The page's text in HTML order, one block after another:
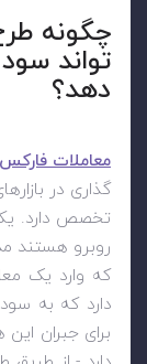
تواند
دهد؟
معاملات فارکس
گذاری در
تخصص دارد.
روبرو هستند
که وارد یک
دارد که به
برای جبران